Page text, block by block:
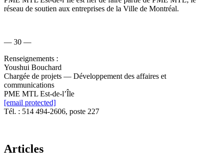
réseau de soutien aux entreprises de la Ville de Montréal.
— 30 —
Renseignements :
Youshui Bouchard
Chargée de projets — Développement des affaires et
communications
PME MTL Est-de-l’Île
[email protected]
Tél. : 514 494-2606, poste 227
Articles